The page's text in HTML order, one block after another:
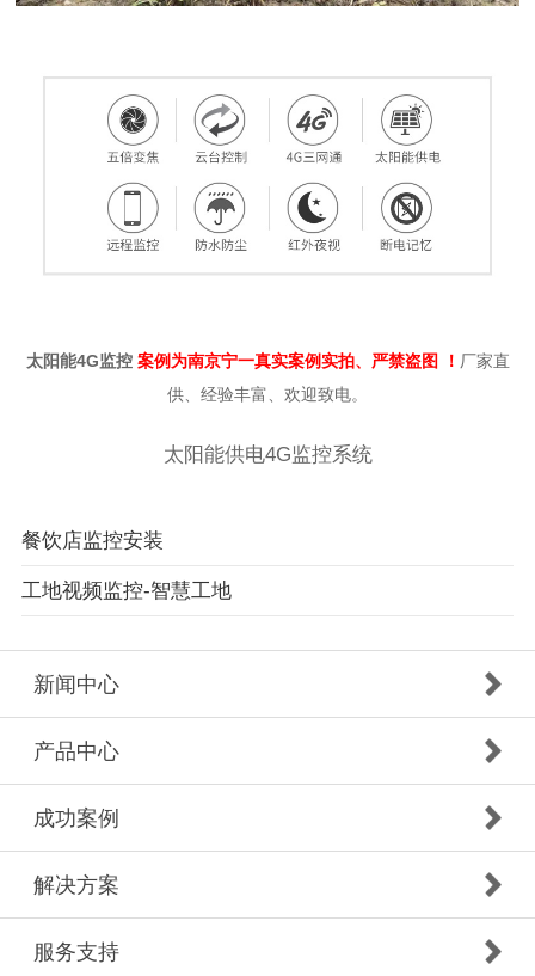
太阳能4G监控 案例为南京宁一真实案例实拍、严禁盗图 ！ 厂家直
供、经验丰富、欢迎致电。
太阳能供电4G监控系统
餐饮店监控安装
工地视频监控-智慧工地
新闻中心
产品中心
成功案例
解决方案
服务支持